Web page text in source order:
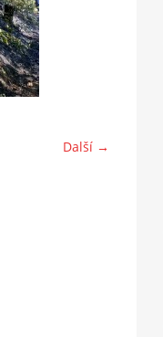
Další →